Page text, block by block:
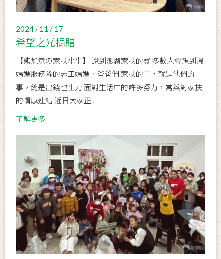
2024 / 11 / 17
希望之光捐贈
【熊尬意の家扶小事】 說到澎湖家扶的寶 多數人會想到溫
媽媽服務隊的志工媽媽、爸爸們 家扶的事，就是他們的
事，總是出錢也出力 面對生活中的許多努力，常與對家扶
的情感連結 近日大家正...
了解更多